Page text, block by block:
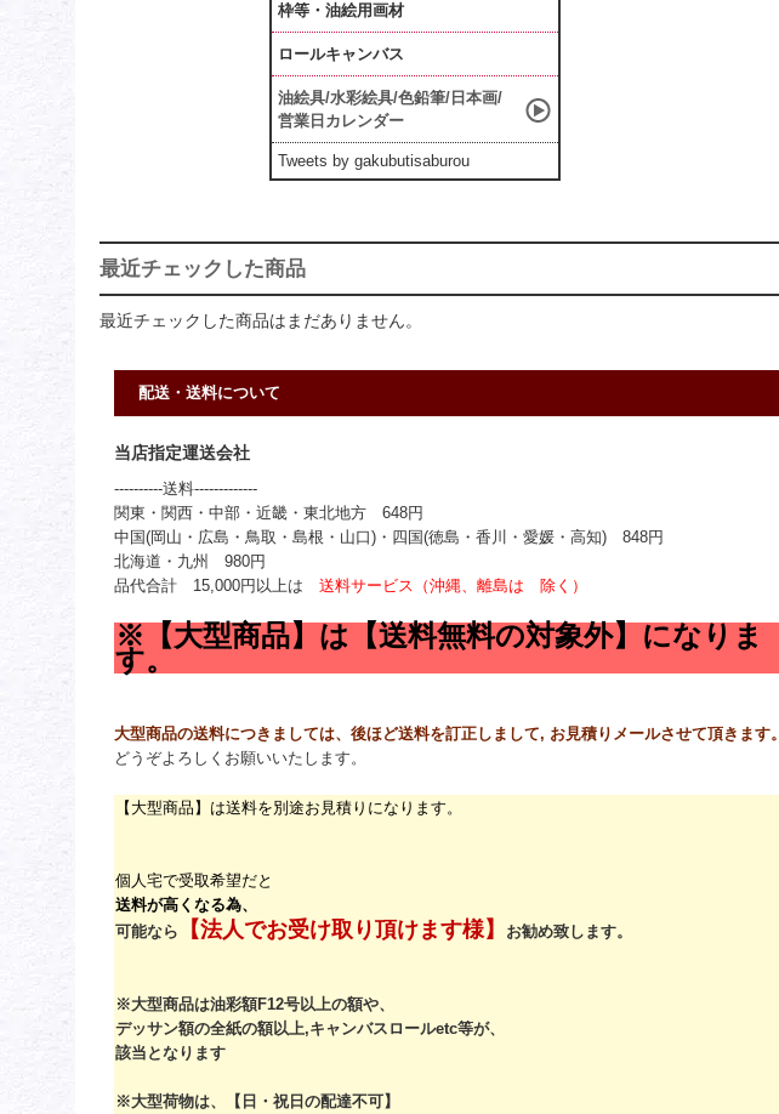
枠等・油絵用画材
ロールキャンバス
油絵具/水彩絵具/色鉛筆/日本画/
営業日カレンダー
Tweets by gakubutisaburou
最近チェックした商品
最近チェックした商品はまだありません。
配送・送料について
当店指定運送会社
----------送料-------------
関東・関西・中部・近畿・東北地方 648円
中国(岡山・広島・鳥取・島根・山口)・四国(徳島・香川・愛媛・高知) 848円
北海道・九州 980円
品代合計 15,000円以上は 送料サービス（沖縄、離島は 除く）
※【大型商品】は【送料無料の対象外】になりま
す。
大型商品の送料につきましては、後ほど送料を訂正しまして, お見積りメールさせて頂きます。
どうぞよろしくお願いいたします。
【大型商品】は送料を別途お見積りになります。
個人宅で受取希望だと
送料が高くなる為、
可能なら
【法人でお受け取り頂けます様】 お勧め致します。
※大型商品は油彩額F12号以上の額や、
デッサン額の全紙の額以上,キャンバスロールetc等が、
該当となります
※大型荷物は、【日・祝日の配達不可】